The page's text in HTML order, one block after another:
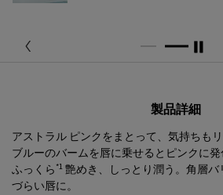
製品詳細
アストラル ピンクをまとって、気持ちも
ブルーのバームを唇に乗せるとピンクに発
ふっくら *1 艶めき、しっとり潤う。角層
づらい唇に。